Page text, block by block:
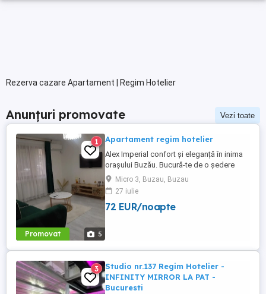
Rezerva cazare Apartament | Regim Hotelier
Anunțuri promovate Vezi toate
Promovat 5
1 Apartament regim hotelier
Alex Imperial confort și eleganță în inima
orașului Buzău. Bucură-te de o ședere
plăcută într-un apartament modern și
confortabil cu 2 camere, situat în Micro 3,
într-o zonă excelentă din Buzău. Aproape
de Mall, Poliție și la doar 5 minute de
Micro 3, Buzau, Buzau
27 iulie
72 EUR/noapte
3
Studio nr.137 Regim Hotelier -
INFINITY MIRROR LA PAT -
Bucuresti